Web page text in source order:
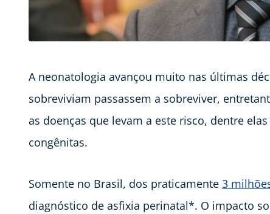
A neonatologia avançou muito nas últimas
sobreviviam passassem a sobreviver,
as doenças que levam a este risco, dentre
congênitas.
Somente no Brasil, dos praticamente 3
diagnóstico de asfixia perinatal*. O impacto